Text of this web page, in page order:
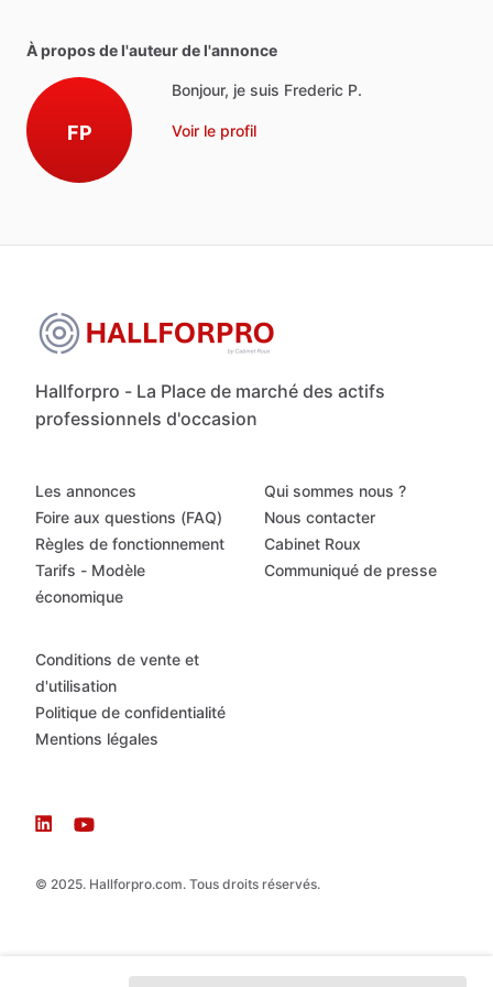
À propos de l'auteur de l'annonce
FP
Bonjour, je suis Frederic P.
Voir le profil
Hallforpro - La Place de marché des actifs
professionnels d'occasion
© 2025. Hallforpro.com. Tous droits réservés.
Les annonces
Foire aux questions (FAQ)
Règles de fonctionnement
Tarifs - Modèle
économique
Qui sommes nous ?
Nous contacter
Cabinet Roux
Communiqué de presse
Conditions de vente et
d'utilisation
Politique de confidentialité
Mentions légales